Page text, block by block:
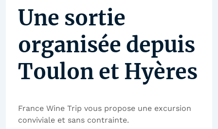
Une sortie
organisée depuis
Toulon et Hyères
France Wine Trip vous propose une excursion
conviviale et sans contrainte.